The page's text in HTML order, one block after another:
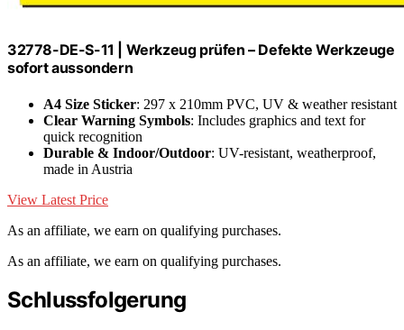
32778-DE-S-11 | Werkzeug prüfen – Defekte Werkzeuge
sofort aussondern
A4 Size Sticker: 297 x 210mm PVC, UV & weather resistant
Clear Warning Symbols: Includes graphics and text for
quick recognition
Durable & Indoor/Outdoor: UV-resistant, weatherproof,
made in Austria
View Latest Price
As an affiliate, we earn on qualifying purchases.
As an affiliate, we earn on qualifying purchases.
Schlussfolgerung